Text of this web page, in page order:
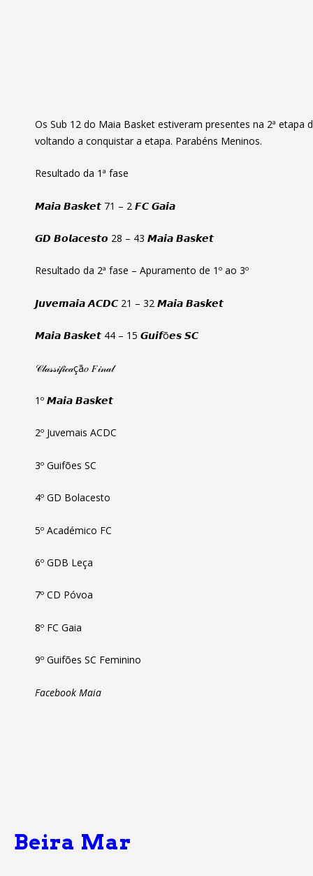
Os Sub 12 do Maia Basket estiveram presentes na 2ª
voltando a conquistar a etapa. Parabéns Meninos.
Resultado da 1ª fase
𝙈𝙖𝙞𝙖 𝘽𝙖𝙨𝙠𝙚𝙩 71 – 2 𝙁𝘾 𝙂𝙖𝙞𝙖
𝙂𝘿 𝘽𝙤𝙡𝙖𝙘𝙚𝙨𝙩𝙤 28 – 43 𝙈𝙖𝙞𝙖 𝘽𝙖𝙨𝙠𝙚𝙩
Resultado da 2ª fase – Apuramento de 1º ao 3º
𝙅𝙪𝙫𝙚𝙢𝙖𝙞𝙖 𝘼𝘾𝘿𝘾 21 – 32 𝙈𝙖𝙞𝙖 𝘽𝙖𝙨𝙠𝙚𝙩
𝙈𝙖𝙞𝙖 𝘽𝙖𝙨𝙠𝙚𝙩 44 – 15 𝙂𝙪𝙞𝙛õ𝙚𝙨 𝙎𝘾
𝒞𝓁𝒶𝓈𝓈𝒾𝒻𝒾𝒸𝒶çã𝑜 𝐹𝒾𝓃𝒶𝓁
1º 𝙈𝙖𝙞𝙖 𝘽𝙖𝙨𝙠𝙚𝙩
2º Juvemais ACDC
3º Guifões SC
4º GD Bolacesto
5º Académico FC
6º GDB Leça
7º CD Póvoa
8º FC Gaia
9º Guifões SC Feminino
Facebook Maia
Beira Mar